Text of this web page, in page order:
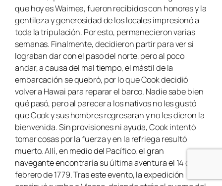
que hoy es Waimea, fueron recibidos con honores y la
gentileza y generosidad de los locales impresionó a
toda la tripulación. Por esto, permanecieron varias
semanas. Finalmente, decidieron partir para ver si
lograban dar con el paso del norte, pero al poco
andar, a causa del mal tiempo, el mástil de la
embarcación se quebró, por lo que Cook decidió
volver a Hawai para reparar el barco. Nadie sabe bien
qué pasó, pero al parecer a los nativos no les gustó
que Cook y sus hombres regresaran y no les dieron la
bienvenida. Sin provisiones ni ayuda, Cook intentó
tomar cosas por la fuerza y en la refriega resultó
muerto. Allí, en medio del Pacífico, el gran
navegante encontraría su última aventura el 14 de
febrero de 1779. Tras este evento, la expedición